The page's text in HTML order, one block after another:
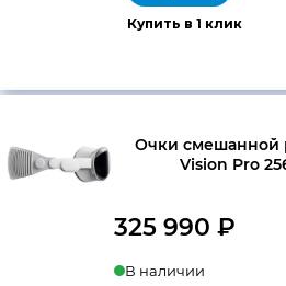
Купить в 1 клик
Очки смешанной
Vision Pro
325 990 ₽
В наличии